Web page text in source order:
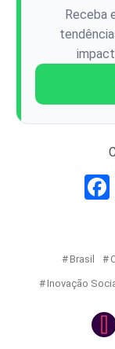
Receba
Brasil
Inovação